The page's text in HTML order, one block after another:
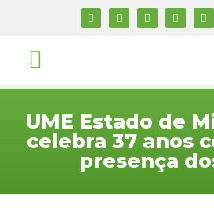
UME Estado de
celebra 37 anos
presença